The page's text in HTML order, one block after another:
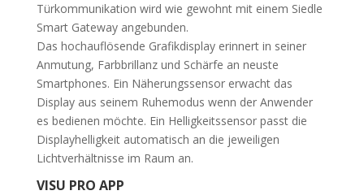
Türkommunikation wird wie gewohnt mit einem Siedle
Smart Gateway angebunden.
Das hochauflösende Grafikdisplay erinnert in seiner
Anmutung, Farbbrillanz und Schärfe an neuste
Smartphones. Ein Näherungssensor erwacht das
Display aus seinem Ruhemodus wenn der Anwender
es bedienen möchte. Ein Helligkeitssensor passt die
Displayhelligkeit automatisch an die jeweiligen
Lichtverhältnisse im Raum an.
VISU PRO APP